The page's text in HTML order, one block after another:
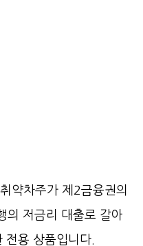
약차주가 제2금융권의
의 저금리 대출로 갈아
전용 상품입니다.